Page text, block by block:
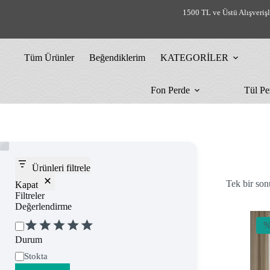
1500 TL ve Üstü
Tüm Ürünler Beğendiklerim KATEGORİLER
Fon Perde
Tül
Tek bir
Ürünleri filtrele
Kapat
Filtreler
Değerlendirme
Değerlendirme
Durum
Uygunluk
Stokta